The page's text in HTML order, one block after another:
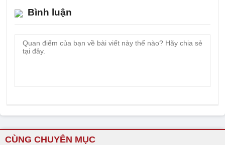
Bình luận
CÙNG CHUYÊN MỤC